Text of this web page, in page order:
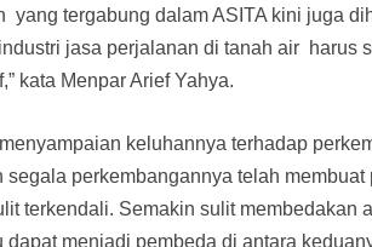
tergabung dalam ASITA kini juga
jasa perjalanan di tanah air harus
kata Menpar Arief Yahya.
keluhannya terhadap
perkembangannya telah membuat
terkendali. Semakin sulit membedakan
menjadi pembeda di antara